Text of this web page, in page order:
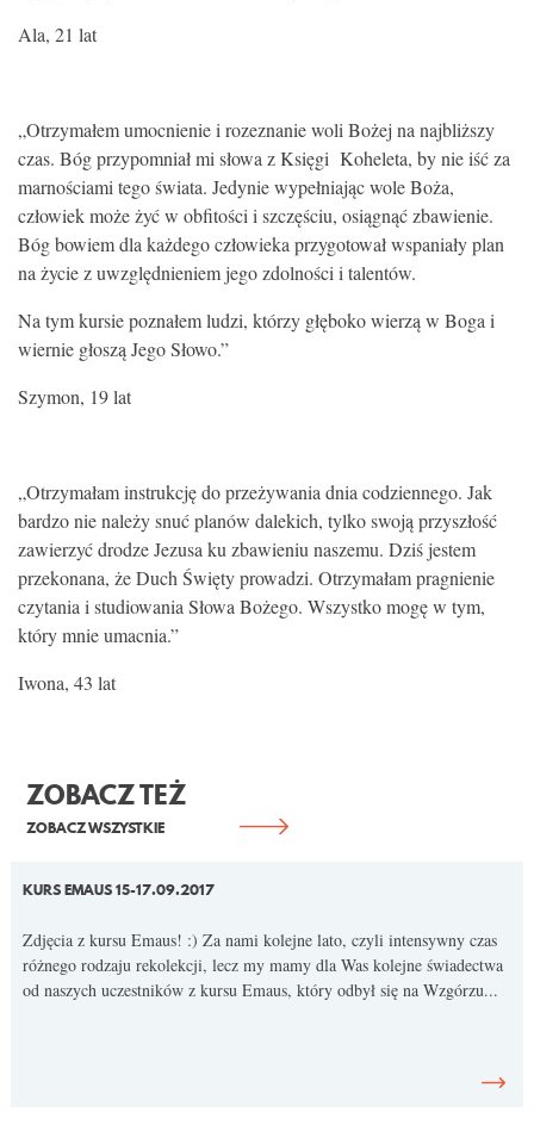
Ala, 21 lat
„Otrzymałem umocnienie i rozeznanie woli Bożej na najbliższy
czas. Bóg przypomniał mi słowa z Księgi Koheleta, by nie iść za
marnościami tego świata. Jedynie wypełniając wole Boża,
człowiek może żyć w obfitości i szczęściu, osiągnąć zbawienie.
Bóg bowiem dla każdego człowieka przygotował wspaniały plan
na życie z uwzględnieniem jego zdolności i talentów.
Na tym kursie poznałem ludzi, którzy głęboko wierzą w Boga i
wiernie głoszą Jego Słowo.”
Szymon, 19 lat
„Otrzymałam instrukcję do przeżywania dnia codziennego. Jak
bardzo nie należy snuć planów dalekich, tylko swoją przyszłość
zawierzyć drodze Jezusa ku zbawieniu naszemu. Dziś jestem
przekonana, że Duch Święty prowadzi. Otrzymałam pragnienie
czytania i studiowania Słowa Bożego. Wszystko mogę w tym,
który mnie umacnia.”
Iwona, 43 lat
ZOBACZ TEŻ
ZOBACZ WSZYSTKIE
KURS EMAUS 15-17.09.2017
Zdjęcia z kursu Emaus! :) Za nami kolejne lato, czyli intensywny czas
różnego rodzaju rekolekcji, lecz my mamy dla Was kolejne świadectwa
od naszych uczestników z kursu Emaus, który odbył się na Wzgórzu...